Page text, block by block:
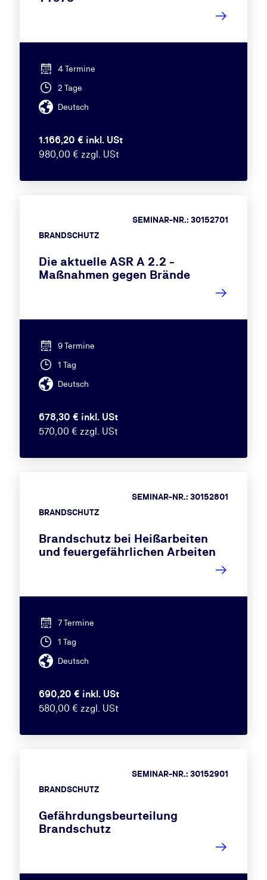
4 Termine
2 Tage
Deutsch
1.166,20 € inkl. USt
980,00 € zzgl. USt
BRANDSCHUTZ
SEMINAR-NR.: 30152701
Die aktuelle ASR A 2.2 -
Maßnahmen gegen Brände
9 Termine
1 Tag
Deutsch
678,30 € inkl. USt
570,00 € zzgl. USt
BRANDSCHUTZ
SEMINAR-NR.: 30152801
Brandschutz bei Heißarbeiten
und feuergefährlichen Arbeiten
7 Termine
1 Tag
Deutsch
690,20 € inkl. USt
580,00 € zzgl. USt
BRANDSCHUTZ
SEMINAR-NR.: 30152901
Gefährdungsbeurteilung
Brandschutz